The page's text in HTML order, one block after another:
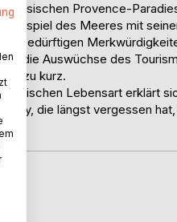
Provence-
des Meeres mit
die Auswüchse des
zu kurz.
Lebensart erklärt
die längst vergessen